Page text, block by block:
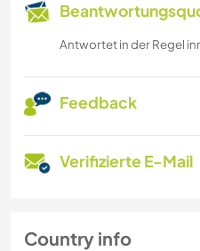
Antwortet in der Regel
Feedback
Verifizierte E-Mail
Country info